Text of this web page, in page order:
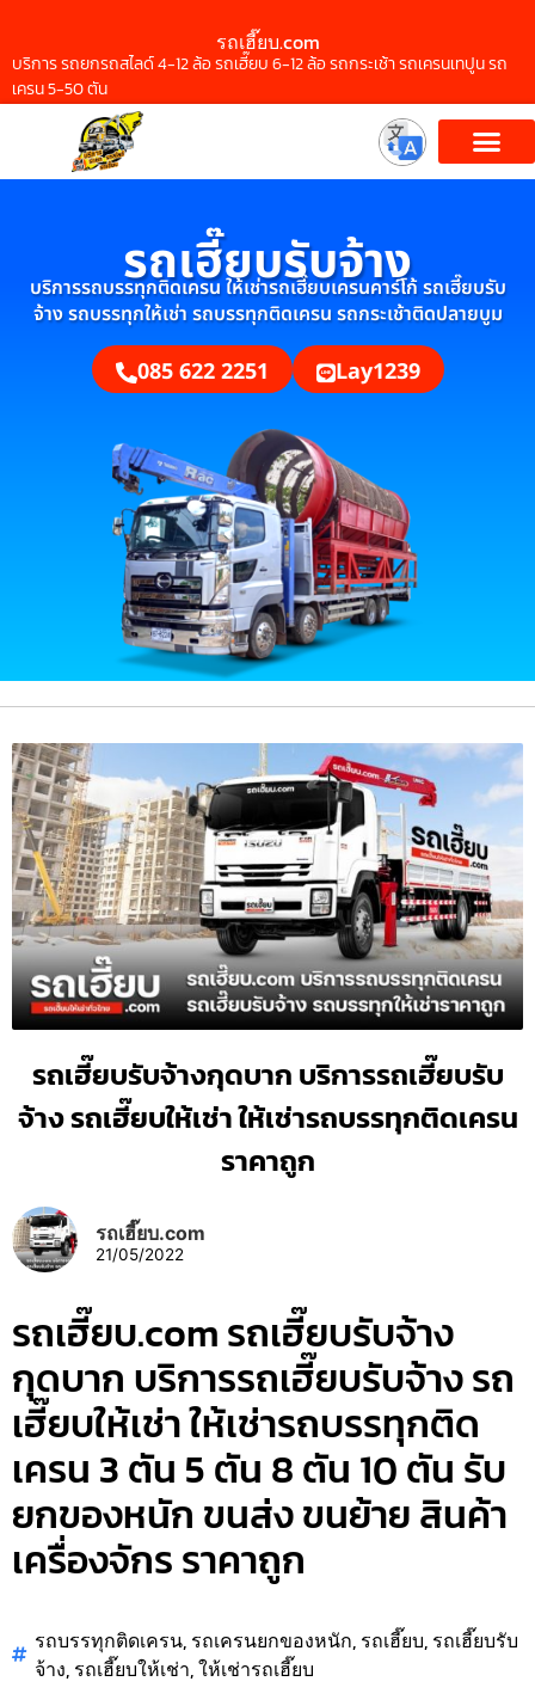
รถเฮี๊ยบ.com
บริการ รถยกรถสไลด์ 4-12 ล้อ รถเฮี๊ยบ 6-12 ล้อ รถกระเช้า รถเครนเทปูน รถ
เครน 5-50 ตัน
รถเฮี๊ยบรับจ้าง
บริการรถบรรทุกติดเครน ให้เช่ารถเฮี๊ยบเครนคาร์โก้ รถเฮี๊ยบรับ
จ้าง รถบรรทุกให้เช่า รถบรรทุกติดเครน รถกระเช้าติดปลายบูม
085 622 2251 Lay1239
รถเฮี๊ยบรับจ้างกุดบาก บริการรถเฮี๊ยบรับ
จ้าง รถเฮี๊ยบให้เช่า ให้เช่ารถบรรทุกติดเครน
ราคาถูก
รถเฮี๊ยบ.com
21/05/2022
รถเฮี๊ยบ.com รถเฮี๊ยบรับจ้าง
กุดบาก บริการรถเฮี๊ยบรับจ้าง รถ
เฮี๊ยบให้เช่า ให้เช่ารถบรรทุกติด
เครน 3 ตัน 5 ตัน 8 ตัน 10 ตัน รับ
ยกของหนัก ขนส่ง ขนย้าย สินค้า
เครื่องจักร ราคาถูก
รถบรรทุกติดเครน, รถเครนยกของหนัก, รถเฮี๊ยบ, รถเฮี๊ยบรับ
จ้าง, รถเฮี๊ยบให้เช่า,ให้เช่ารถเฮี๊ยบ